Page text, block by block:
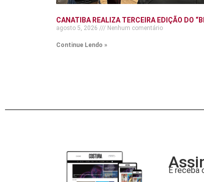
CANATIBA REALIZA TERCEIRA EDIÇÃO DO
agosto 5, 2026 Nenhum comentário
Continue Lendo »
E receba